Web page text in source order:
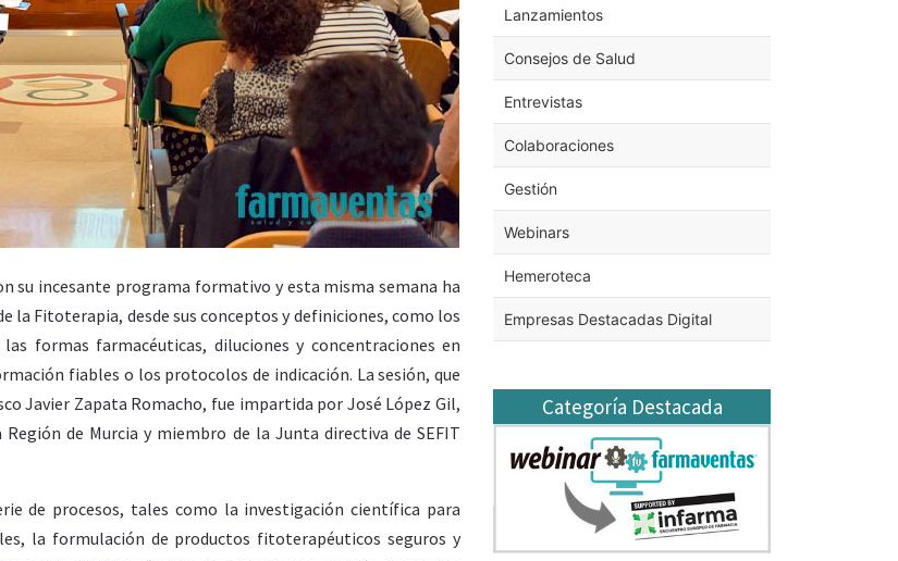
su incesante programa formativo y esta misma semana ha
Fitoterapia, desde sus conceptos y definiciones, como los
formas farmacéuticas, diluciones y concentraciones en
fiables o los protocolos de indicación. La sesión, que
Javier Zapata Romacho, fue impartida por José López Gil,
de Murcia y miembro de la Junta directiva de SEFIT
de procesos, tales como la investigación científica para
la formulación de productos fitoterapéuticos seguros y
Lanzamientos
Consejos de Salud
Entrevistas
Colaboraciones
Gestión
Webinars
Hemeroteca
Empresas Destacadas Digital
Categoría Destacada